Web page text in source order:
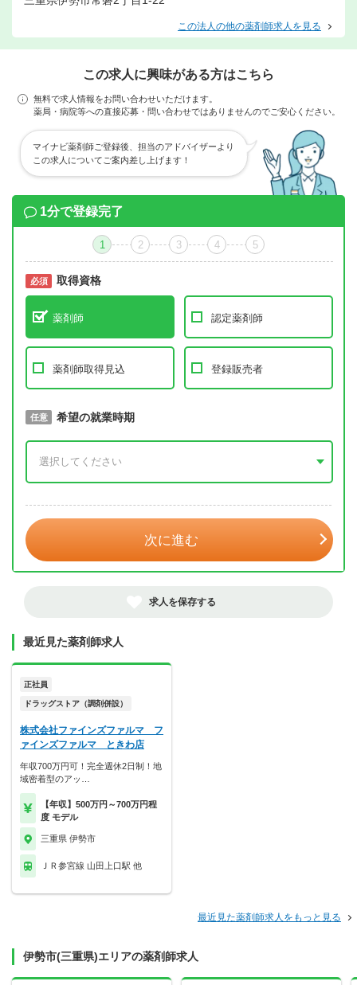
この法人の他の薬剤師求人を見る
この求人に興味がある方はこちら
無料で求人情報をお問い合わせいただけます。
薬局・病院等への直接応募・問い合わせではありませんのでご安心ください。
マイナビ薬剤師ご登録後、担当のアドバイザーより
この求人についてご案内差し上げます！
1分で登録完了
1 2 3 4 5
必須 取得資格
薬剤師 認定薬剤師
薬剤師取得見込 登録販売者
必須 取得予定年
任意 希望の就業時期
次に進む
求人を保存する
最近見た薬剤師求人
正社員
ドラッグストア（調剤併設）
株式会社ファインズファルマ フ
ァインズファルマ ときわ店
年収700万円可！完全週休2日制！地
域密着型のアッ…
【年収】500万円～700万円程
度 モデル
三重県 伊勢市
ＪＲ参宮線 山田上口駅 他
最近見た薬剤師求人をもっと見る
伊勢市(三重県)エリアの薬剤師求人